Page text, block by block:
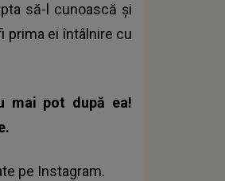
să-l cunoască și
prima ei întâlnire cu
mai pot după ea!
pe Instagram.